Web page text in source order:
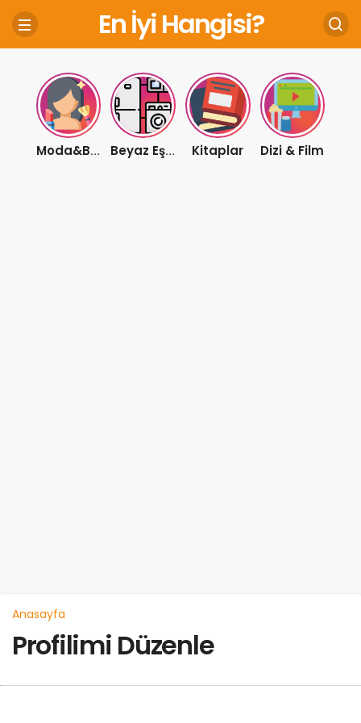
En İyi Hangisi?
Moda&Bakım Beyaz Eşya Kitaplar Dizi & Film
Anasayfa
Profilimi Düzenle